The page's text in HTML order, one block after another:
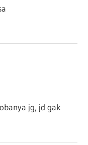
jg, jd gak